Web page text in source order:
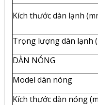
Kích thước dàn lạnh
Trọng lượng dàn lạnh
DÀN NÓNG
Model dàn nóng
Kích thước dàn nóng